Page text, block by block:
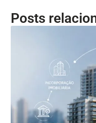
Posts